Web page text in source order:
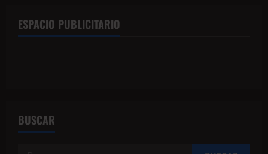
ESPACIO PUBLICITARIO
BUSCAR